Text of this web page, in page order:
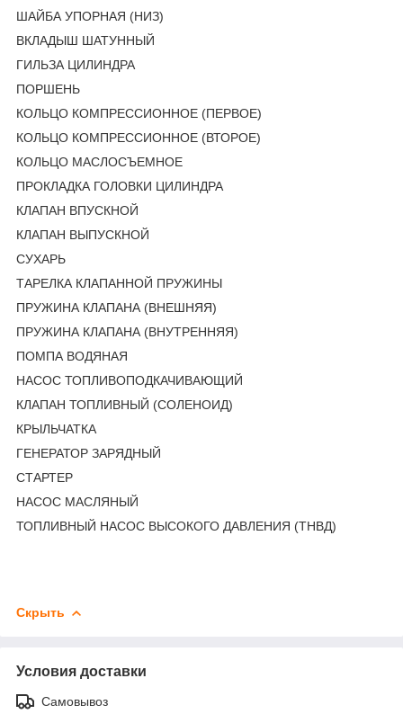
ШАЙБА УПОРНАЯ (НИЗ)
ВКЛАДЫШ ШАТУННЫЙ
ГИЛЬЗА ЦИЛИНДРА
ПОРШЕНЬ
КОЛЬЦО КОМПРЕССИОННОЕ (ПЕРВОЕ)
КОЛЬЦО КОМПРЕССИОННОЕ (ВТОРОЕ)
КОЛЬЦО МАСЛОСЪЕМНОЕ
ПРОКЛАДКА ГОЛОВКИ ЦИЛИНДРА
КЛАПАН ВПУСКНОЙ
КЛАПАН ВЫПУСКНОЙ
СУХАРЬ
ТАРЕЛКА КЛАПАННОЙ ПРУЖИНЫ
ПРУЖИНА КЛАПАНА (ВНЕШНЯЯ)
ПРУЖИНА КЛАПАНА (ВНУТРЕННЯЯ)
ПОМПА ВОДЯНАЯ
НАСОС ТОПЛИВОПОДКАЧИВАЮЩИЙ
КЛАПАН ТОПЛИВНЫЙ (СОЛЕНОИД)
КРЫЛЬЧАТКА
ГЕНЕРАТОР ЗАРЯДНЫЙ
СТАРТЕР
НАСОС МАСЛЯНЫЙ
ТОПЛИВНЫЙ НАСОС ВЫСОКОГО ДАВЛЕНИЯ (ТНВД)
Скрыть
Условия доставки
Самовывоз